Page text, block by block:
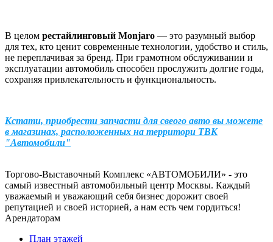
В целом рестайлинговый Monjaro — это разумный выбор
для тех, кто ценит современные технологии, удобство и стиль,
не переплачивая за бренд. При грамотном обслуживании и
эксплуатации автомобиль способен прослужить долгие годы,
сохраняя привлекательность и функциональность.
Кстати, приобрести запчасти для свеого авто вы можете
в магазинах, расположенных на территори ТВК
"Автомобили"
Торгово-Выставочный Комплекс «АВТОМОБИЛИ» - это
самый известный автомобильный центр Москвы. Каждый
уважаемый и уважающий себя бизнес дорожит своей
репутацией и своей историей, а нам есть чем гордиться!
Арендаторам
План этажей